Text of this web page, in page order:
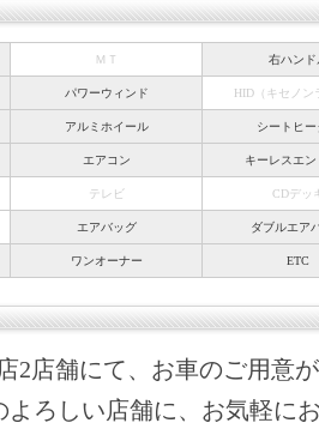
ＭＴ 右ハンド
パワーウィンド HID（キセノン
アルミホイール シートヒー
エアコン キーレスエン
テレビ CDデッ
エアバッグ ダブルエア
ワンオーナー ETC
2店舗にて、お車のご用意
よろしい店舗に、お気軽に